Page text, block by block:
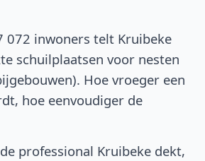
072 inwoners telt Kruibeke
schuilplaatsen voor nesten
Hoe vroeger een
hoe eenvoudiger de
professional Kruibeke dekt,